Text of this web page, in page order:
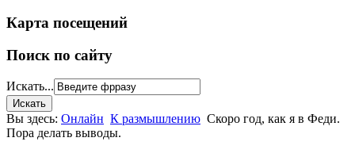
Карта посещений
Поиск по сайту
Искать...
Вы здесь: Онлайн К размышлению Скоро год, как я в Феди.
Пора делать выводы.